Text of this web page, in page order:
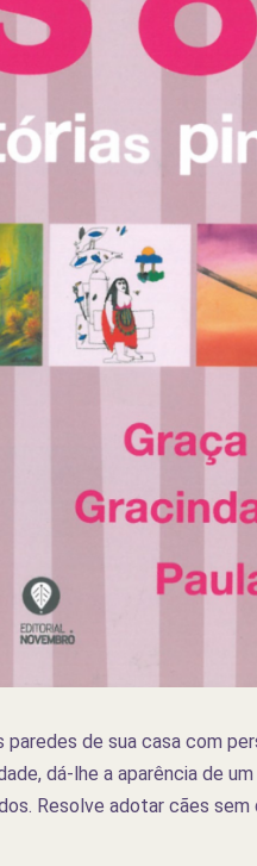
de sua casa com
dá-lhe a aparência de
Resolve adotar cães sem